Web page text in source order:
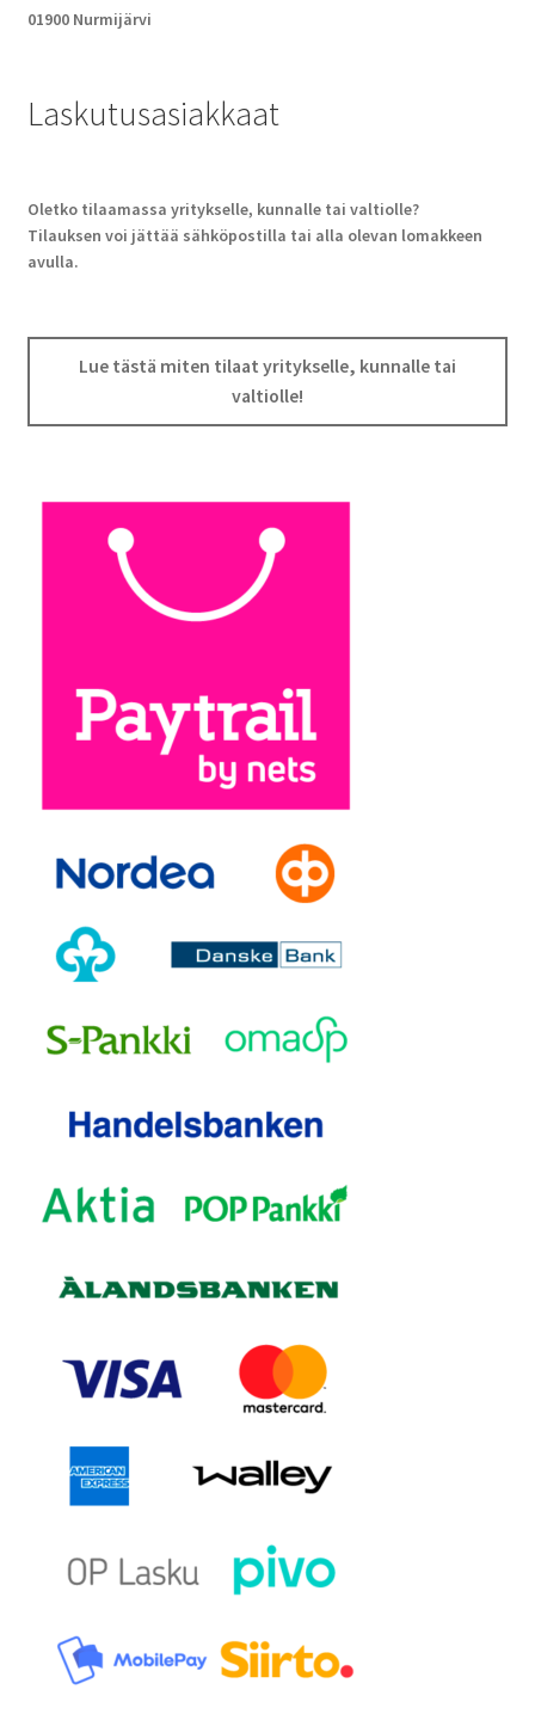
01900 Nurmijärvi
Laskutusasiakkaat
Oletko tilaamassa yritykselle, kunnalle tai valtiolle?
Tilauksen voi jättää sähköpostilla tai alla olevan lomakkeen
avulla.
Lue tästä miten tilaat yritykselle, kunnalle tai
valtiolle!